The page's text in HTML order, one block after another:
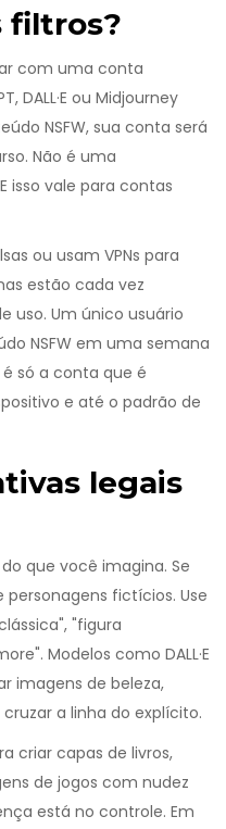
filtros?
com uma conta
DALL·E ou Midjourney
NSFW, sua conta será
Não é uma
isso vale para contas
ou usam VPNs para
estão cada vez
uso. Um único usuário
NSFW em uma semana
só a conta que é
e até o padrão de
legais
que você imagina. Se
fictícios. Use
"figura
Modelos como DALL·E
imagens de beleza,
a linha do explícito.
criar capas de livros,
de jogos com nudez
está no controle. Em